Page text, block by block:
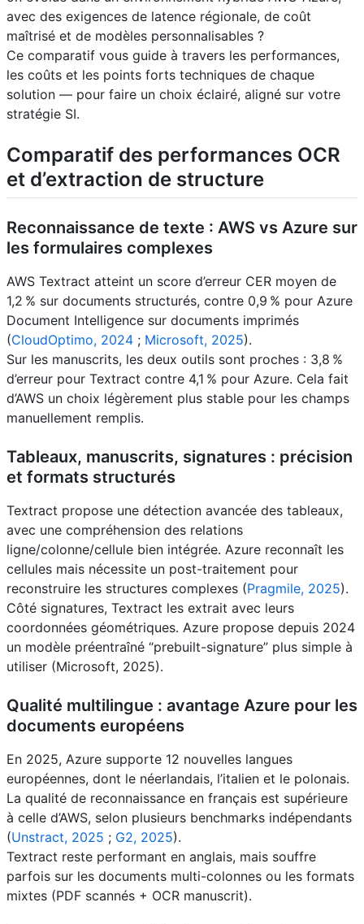
avec des exigences de latence régionale, de coût
maîtrisé et de modèles personnalisables ?
Ce comparatif vous guide à travers les performances,
les coûts et les points forts techniques de chaque
solution — pour faire un choix éclairé, aligné sur votre
stratégie SI.
Comparatif des performances OCR
et d’extraction de structure
Reconnaissance de texte : AWS vs Azure sur
les formulaires complexes
AWS Textract atteint un score d’erreur CER moyen de
1,2 % sur documents structurés, contre 0,9 % pour Azure
Document Intelligence sur documents imprimés
(CloudOptimo, 2024 ; Microsoft, 2025).
Sur les manuscrits, les deux outils sont proches : 3,8 %
d’erreur pour Textract contre 4,1 % pour Azure. Cela fait
d’AWS un choix légèrement plus stable pour les champs
manuellement remplis.
Tableaux, manuscrits, signatures : précision
et formats structurés
Textract propose une détection avancée des tableaux,
avec une compréhension des relations
ligne/colonne/cellule bien intégrée. Azure reconnaît les
cellules mais nécessite un post-traitement pour
reconstruire les structures complexes (Pragmile, 2025).
Côté signatures, Textract les extrait avec leurs
coordonnées géométriques. Azure propose depuis 2024
un modèle préentraîné “prebuilt-signature” plus simple à
utiliser (Microsoft, 2025).
Qualité multilingue : avantage Azure pour les
documents européens
En 2025, Azure supporte 12 nouvelles langues
européennes, dont le néerlandais, l’italien et le polonais.
La qualité de reconnaissance en français est supérieure
à celle d’AWS, selon plusieurs benchmarks indépendants
(Unstract, 2025 ; G2, 2025).
Textract reste performant en anglais, mais souffre
parfois sur les documents multi-colonnes ou les formats
mixtes (PDF scannés + OCR manuscrit).